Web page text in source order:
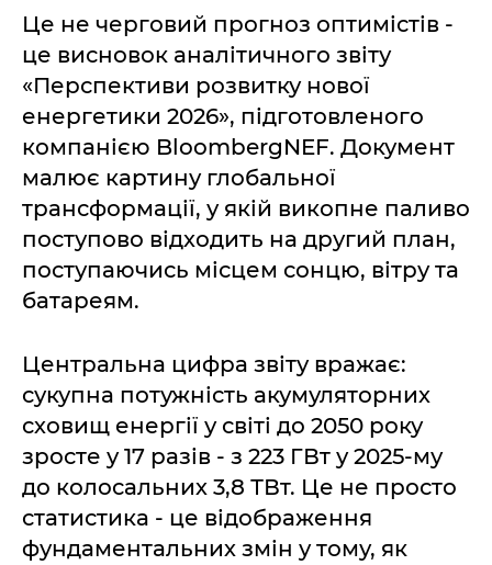
Це не черговий прогноз оптимістів -
це висновок аналітичного звіту
«Перспективи розвитку нової
енергетики 2026», підготовленого
компанією BloombergNEF. Документ
малює картину глобальної
трансформації, у якій викопне паливо
поступово відходить на другий план,
поступаючись місцем сонцю, вітру та
батареям.
Центральна цифра звіту вражає:
сукупна потужність акумуляторних
сховищ енергії у світі до 2050 року
зросте у 17 разів - з 223 ГВт у 2025-му
до колосальних 3,8 ТВт. Це не просто
статистика - це відображення
фундаментальних змін у тому, як